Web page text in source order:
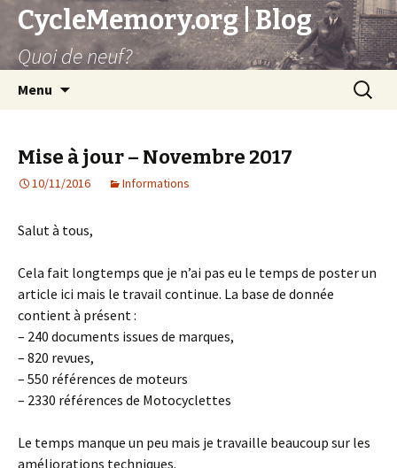
CycleMemory.org | Blog
Quoi de neuf?
Menu
Search
for:
Mise à jour – Novembre 2017
10/11/2016 Informations
Salut à tous,
Cela fait longtemps que je n’ai pas eu le temps de poster un
article ici mais le travail continue. La base de donnée
contient à présent :
– 240 documents issues de marques,
– 820 revues,
– 550 références de moteurs
– 2330 références de Motocyclettes
Le temps manque un peu mais je travaille beaucoup sur les
améliorations techniques.